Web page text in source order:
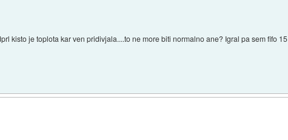
kisto je toplota kar ven pridivjala....to ne more biti normalno ane? Igral pa sem fifo 15